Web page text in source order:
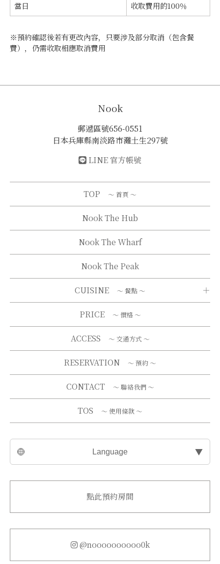
當日
收取費用的100％
※預約確認後若有更改內容，只要涉及部分取消（包含餐
費），仍需收取相應取消費用
Nook
郵遞區號656-0551
日本兵庫縣南淡路市灘土生297號
LINE 官方帳號
TOP ～ 首頁 ～
Nook The Hub
Nook The Wharf
Nook The Peak
CUISINE ～ 餐點 ～
PRICE ～ 價格 ～
ACCESS ～ 交通方式 ～
RESERVATION ～ 預約 ～
CONTACT ～ 聯絡我們 ～
TOS ～ 使用條款 ～
Language ▼
點此預約房間
@noooooooooo0k